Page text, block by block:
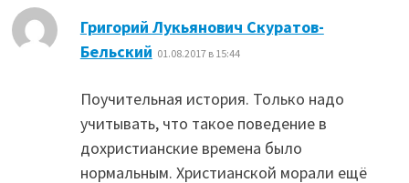
Григорий Лукьянович Скуратов-
Бельский 01.08.2017 в 15:44
Поучительная история. Только надо
учитывать, что такое поведение в
дохристианские времена было
нормальным. Христианской морали ещё